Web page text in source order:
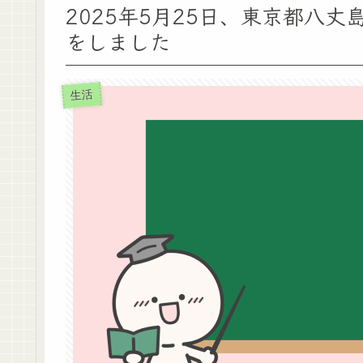
2025年5月25日、東京都八丈
をしました
生活